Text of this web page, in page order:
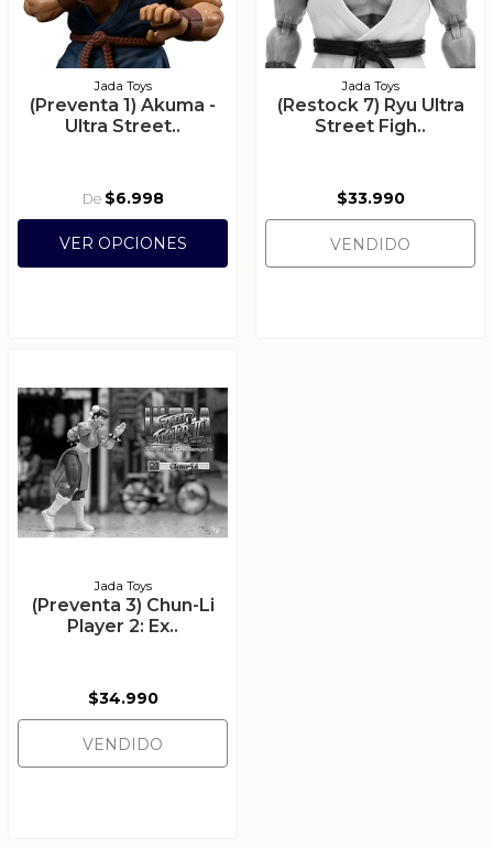
Jada Toys
(Preventa 1) Akuma -
Ultra Street..
De $6.998
VER OPCIONES
Jada Toys
(Restock 7) Ryu Ultra
Street Figh..
$33.990
VENDIDO
Jada Toys
(Preventa 3) Chun-Li
Player 2: Ex..
$34.990
VENDIDO